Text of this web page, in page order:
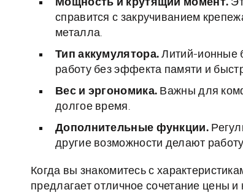
Мощность и крутящий момент.
справится с закручиванием
металла.
Тип аккумулятора. Литий-ионные
работу без эффекта памяти и
Вес и эргономика. Важны для
долгое время.
Дополнительные функции.
другие возможности делают
Когда вы знакомитесь с
предлагает отличное сочетание цены